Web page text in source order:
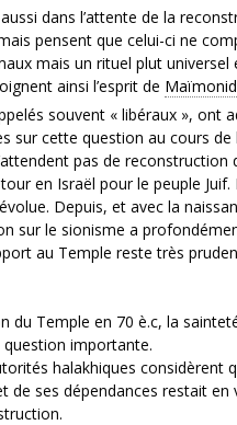
dans l’attente de la
pensent que celui-ci ne
mais un rituel plut universel
ainsi l’esprit de
souvent « libéraux », ont
sur cette question au cours de
pas de reconstruction
en Israël pour le peuple Juif.
Depuis, et avec la
sur le sionisme a
au Temple reste très
du Temple en 70 è.c, la
importante.
halakhiques considèrent
de ses dépendances restait en